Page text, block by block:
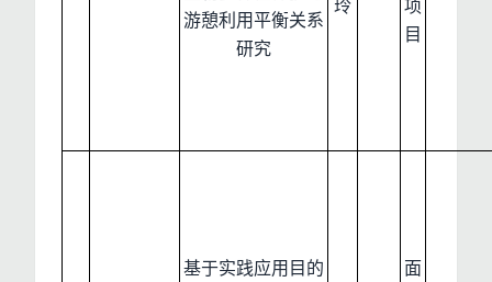
游憩利用平衡关系
研究
玲
项
目
基于实践应用目的
面